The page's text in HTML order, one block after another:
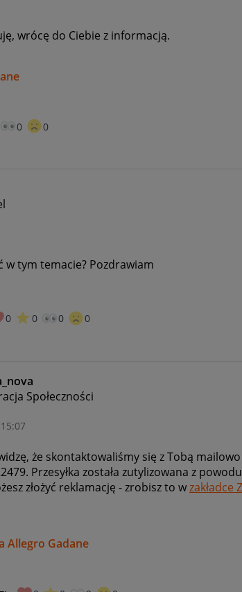
wrócę do Ciebie z informacją.
0 0
w tym temacie? Pozdrawiam
0 0 0 0
Społeczności
15:07
że skontaktowaliśmy się z Tobą mailowo
Przesyłka została zutylizowana z
złożyć reklamację - zrobisz to wzakładce
Allegro Gadane